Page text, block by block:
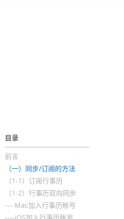
目录
前言
（一）同步/订阅的方法
（1-1）订阅行事历
（1-2）行事历双向同步
----Mac加入行事历帐号
----iOS加入行事历帐号